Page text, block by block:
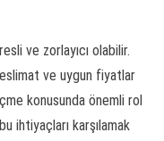
ve zorlayıcı olabilir.
teslimat ve uygun fiyatlar
konusunda önemli rol
ihtiyaçları karşılamak